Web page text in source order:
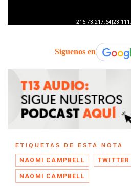
Síguenos en
ETIQUETAS DE ESTA NOTA
NAOMI CAMPBELL TWITTER
NAOMI CAMPBELL